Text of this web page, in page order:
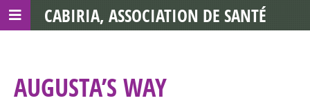
AUGUSTA’S WAY
CABIRIA, ASSOCIATION DE SANTÉ